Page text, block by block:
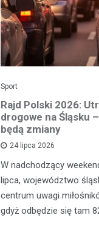
Sport
Rajd Polski 2026:
drogowe na Śląsku
będą zmiany
24 lipca 2026
W nadchodzący
lipca, województwo
centrum uwagi
gdyż odbędzie się tam